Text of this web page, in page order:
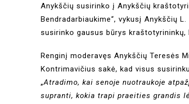
Anykščių susirinko į Anykščių
Bendradarbiaukime“, vykusį Anykščių
susirinko gausus būrys
Renginį moderavęs Anykščių Teresės
Kontrimavičius sakė, kad visus
„Atradimo, kai senoje nuotraukoje
supranti, kokia trapi praeities grandis